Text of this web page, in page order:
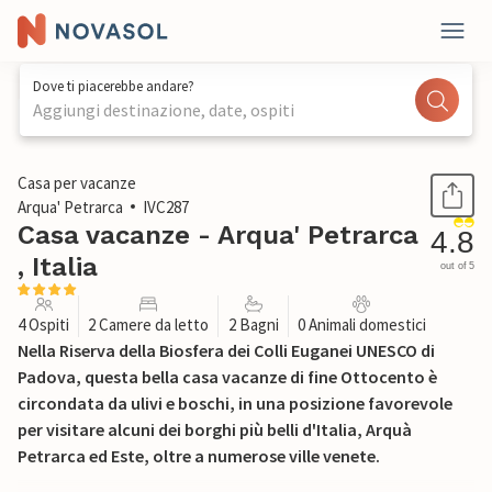
Dove ti piacerebbe andare?
Aggiungi destinazione, date, ospiti
1 / 32
Casa per vacanze
Arqua' Petrarca
IVC287
Casa vacanze - Arqua' Petrarca
, Italia
4.8
out of 5
4 Ospiti 2 Camere da letto 2 Bagni 0 Animali domestici
Nella Riserva della Biosfera dei Colli Euganei UNESCO di
Padova, questa bella casa vacanze di fine Ottocento è
circondata da ulivi e boschi, in una posizione favorevole
per visitare alcuni dei borghi più belli d'Italia, Arquà
Petrarca ed Este, oltre a numerose ville venete.